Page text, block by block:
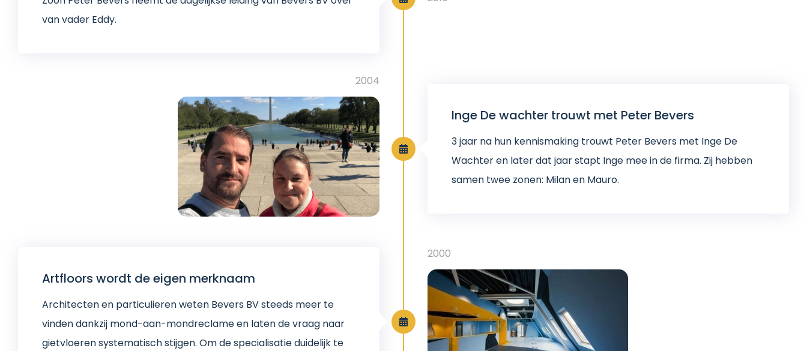
van vader Eddy.
Inge De wachter trouwt met Peter Bevers
3 jaar na hun kennismaking trouwt Peter Bevers met Inge De
Wachter en later dat jaar stapt Inge mee in de firma. Zij hebben
samen twee zonen: Milan en Mauro.
2004
Artfloors wordt de eigen merknaam
Architecten en particulieren weten Bevers BV steeds meer te
vinden dankzij mond-aan-mondreclame en laten de vraag naar
gietvloeren systematisch stijgen. Om de specialisatie duidelijk te
2000